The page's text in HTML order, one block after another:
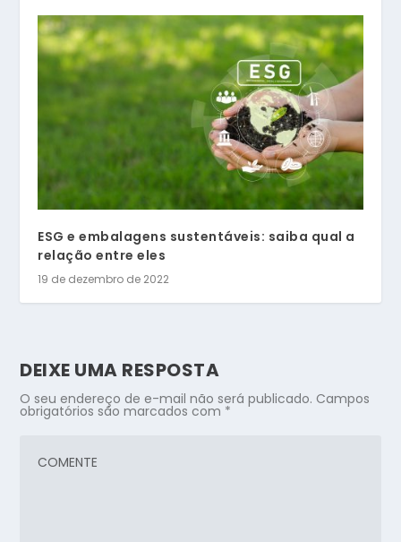
ESG e embalagens sustentáveis: saiba qual a
relação entre eles
19 de dezembro de 2022
DEIXE UMA RESPOSTA
O seu endereço de e-mail não será publicado. Campos
obrigatórios são marcados com *